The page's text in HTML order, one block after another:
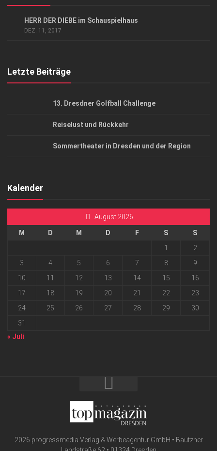
HERR DER DIEBE im Schauspielhaus
DEZ. 11, 2017
Letzte Beiträge
13. Dresdner Golfball Challenge
Reiselust und Rückkehr
Sommertheater in Dresden und der Region
Kalender
August 2026
M D M D F S
S
1
2
3
4 5 6 7 8
9
10
11 12 13 14 15
16
17
18 19 20 21 22
23
24
25 26 27 28 29
30
31
« Juli
2026 progressmedia Verlag & Werbeagentur GmbH • Bautzner